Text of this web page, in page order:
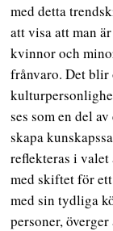
med detta
att visa att man
kvinnor och
frånvaro. Det
ses som en del
skapa
reflekteras i
med skiftet för
med sin tydliga
personer,